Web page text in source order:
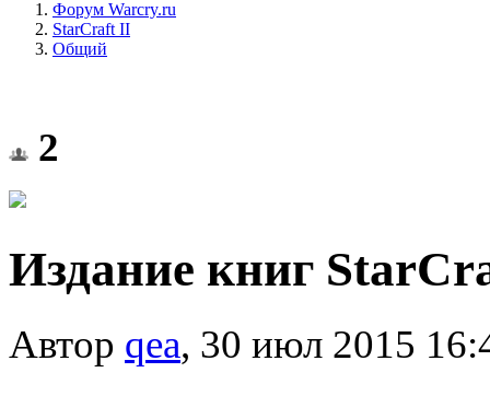
Форум Warcry.ru
StarCraft II
Общий
2
Издание книг
Автор qea, 30 июл 2015